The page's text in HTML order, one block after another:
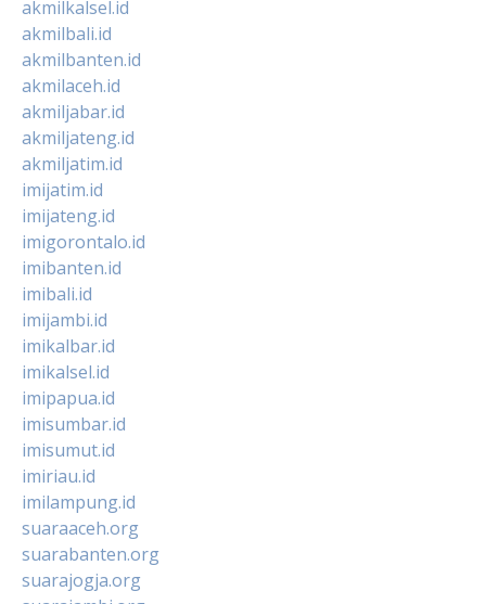
akmilkalsel.id
akmilbali.id
akmilbanten.id
akmilaceh.id
akmiljabar.id
akmiljateng.id
akmiljatim.id
imijatim.id
imijateng.id
imigorontalo.id
imibanten.id
imibali.id
imijambi.id
imikalbar.id
imikalsel.id
imipapua.id
imisumbar.id
imisumut.id
imiriau.id
imilampung.id
suaraaceh.org
suarabanten.org
suarajogja.org